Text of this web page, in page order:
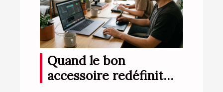
Quand le bon
accessoire redéfinit